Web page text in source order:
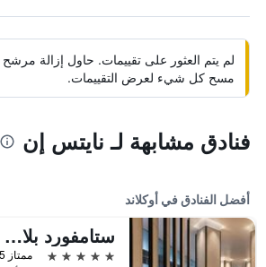
لم يتم العثور على تقييمات. حاول إزالة مرشح
مسح كل شيء لعرض التقييمات.
فنادق مشابهة لـ نايتس إن
أفضل الفنادق في أوكلاند
ستامفورد بلازا أوكلاند
5 نجوم
ممتاز 8.5